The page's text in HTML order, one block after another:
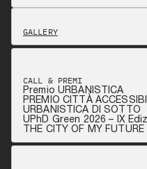
GALLERY
CALL & PREMI
Premio URBANISTICA
PREMIO CITTÀ
URBANISTICA DI SOTTO
UPhD Green 2026 – IX
THE CITY OF MY FUTURE